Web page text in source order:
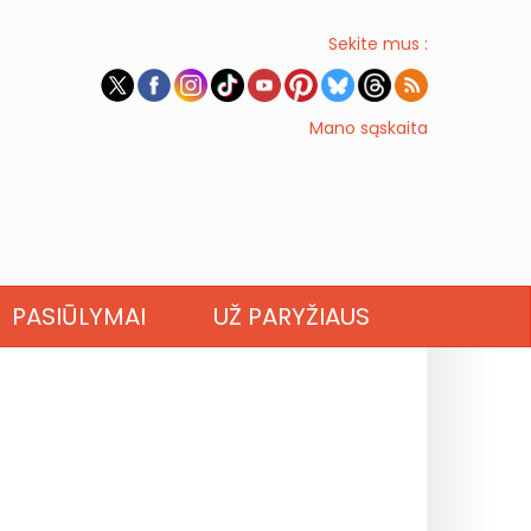
Sekite mus :
Mano sąskaita
PASIŪLYMAI UŽ PARYŽIAUS